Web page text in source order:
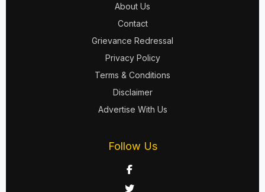
About Us
Contact
Grievance Redressal
Privacy Policy
Terms & Conditions
Disclaimer
Advertise With Us
Follow Us